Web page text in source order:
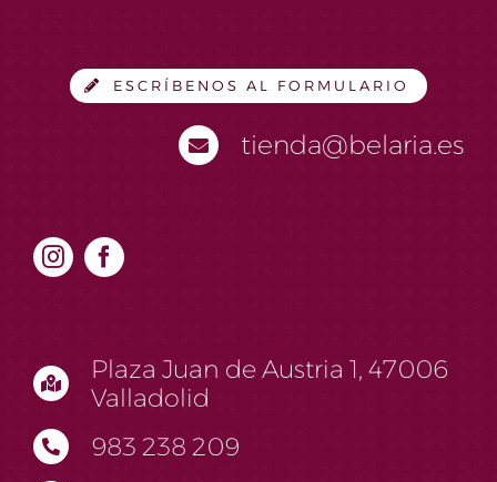
ESCRÍBENOS AL FORMULARIO
tienda@belaria.es
Plaza Juan de Austria 1, 47006
Valladolid
983 238 209